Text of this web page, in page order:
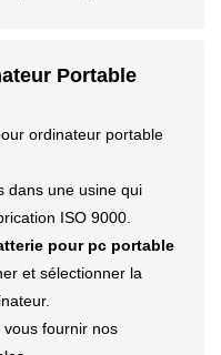
Portable
ordinateur portable
dans une usine qui
ISO 9000.
pour pc portable
et sélectionner la
fournir nos